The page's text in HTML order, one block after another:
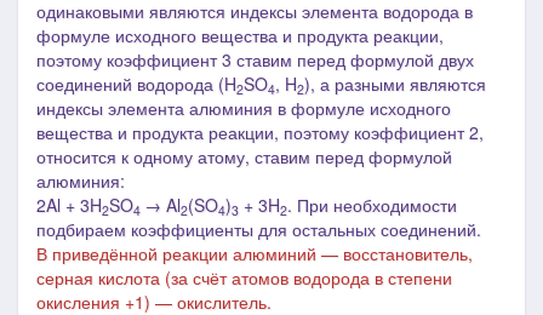
одинаковыми являются индексы элемента водорода в
формуле исходного вещества и продукта реакции,
поэтому коэффициент 3 ставим перед формулой двух
соединений водорода (H2SO4, H2), а разными являются
индексы элемента алюминия в формуле исходного
вещества и продукта реакции, поэтому коэффициент 2,
относится к одному атому, ставим перед формулой
алюминия:
2Al + 3H2SO4 → Al2(SO4)3 + 3H2. При необходимости
подбираем коэффициенты для остальных соединений.
В приведённой реакции алюминий — восстановитель,
серная кислота (за счёт атомов водорода в степени
окисления +1) — окислитель.